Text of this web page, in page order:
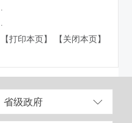
【打印本页】 【关闭本页】
省级政府